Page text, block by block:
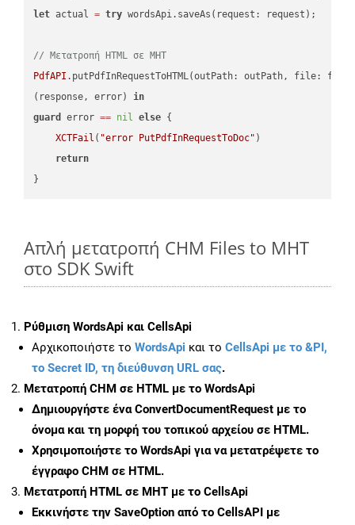
let actual = try wordsApi.saveAs(request: request);
// Μετατροπή HTML σε MHT
PdfAPI .putPdfInRequestToHTML(outPath: outPath, file: file.
(response, error) in
guard
error == nil else {
XCTFail ( "error PutPdfInRequestToDoc" )
return
Απλή μετατροπή CHM Files to MHT
στο SDK Swift
Ρύθμιση WordsApi και CellsApi
Αρχικοποιήστε το WordsApi και το CellsApi με το &PI,
το Secret ID, τη διεύθυνση URL σας.
Μετατροπή CHM σε HTML με το WordsApi
Δημιουργήστε έναConvertDocumentRequest με το
όνομα και τη μορφή του τοπικού αρχείου σε HTML.
Χρησιμοποιήστε το WordsApi για να μετατρέψετε το
έγγραφο CHM σε HTML.
Μετατροπή HTML σε MHT με το CellsApi
Εκκινήστε την SaveOption από το CellsAPI με